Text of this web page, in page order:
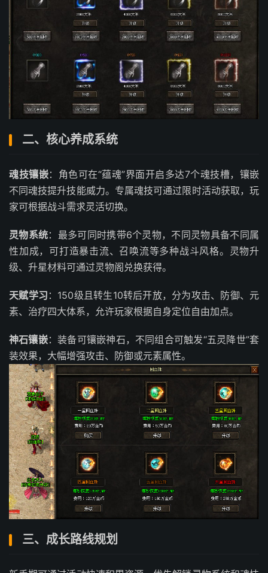
二、核心养成系统
魂技镶嵌：角色可在“蕴魂”界面开启多达7个魂技槽，镶嵌
不同魂技提升技能威力。专属魂技可通过限时活动获取，玩
家可根据战斗需求灵活切换。
灵物系统：最多可同时携带6个灵物，不同灵物具备不同属
性加成，可打造暴击流、召唤流等多种战斗风格。灵物升
级、升星材料可通过灵物阁兑换获得。
天赋学习 ：150级且转生10转后开放，分为攻击、防御、元
素、治疗四大体系，允许玩家根据自身定位自由加点。
神石镶嵌：装备可镶嵌神石，不同组合可触发“五灵降世”套
装效果，大幅增强攻击、防御或元素属性。
三、成长路线规划